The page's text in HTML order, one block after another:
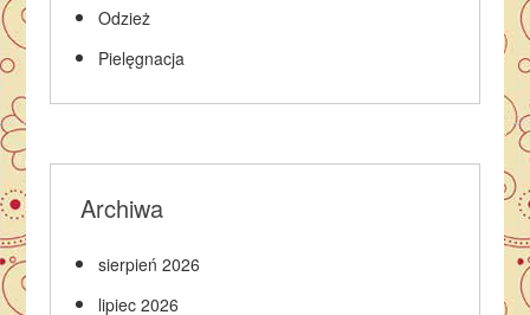
Odzież
Pielęgnacja
Archiwa
sierpień 2026
lipiec 2026